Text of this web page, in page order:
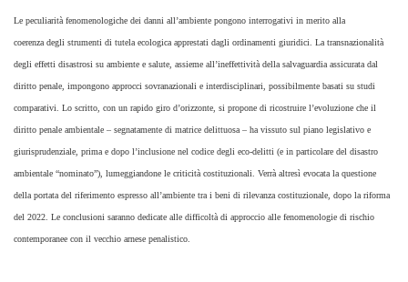
​Le peculiarità fenomenologiche dei danni all’ambiente pongono interrogativi in merito alla
coerenza degli strumenti di tutela ecologica apprestati dagli ordinamenti giuridici. La transnazionalità
degli effetti disastrosi su ambiente e salute, assieme all’ineffettività della salvaguardia assicurata dal
diritto penale, impongono approcci sovranazionali e interdisciplinari, possibilmente basati su studi
comparativi. Lo scritto, con un rapido giro d’orizzonte, si propone di ricostruire l’evoluzione che il
diritto penale ambientale – segnatamente di matrice delittuosa – ha vissuto sul piano legislativo e
giurisprudenziale, prima e dopo l’inclusione nel codice degli eco-delitti (e in particolare del disastro
ambientale “nominato”), lumeggiandone le criticità costituzionali. Verrà altresì evocata la questione
della portata del riferimento espresso all’ambiente tra i beni di rilevanza costituzionale, dopo la riforma
del 2022. Le conclusioni saranno dedicate alle difficoltà di approccio alle fenomenologie di rischio
contemporanee con il vecchio arnese penalistico.